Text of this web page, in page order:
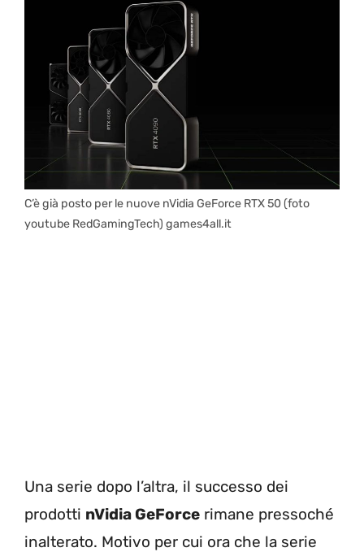
C’è già posto per le nuove nVidia GeForce RTX 50 (foto
youtube RedGamingTech) games4all.it
Una serie dopo l’altra, il successo dei
prodotti nVidia GeForce rimane pressoché
inalterato. Motivo per cui ora che la serie